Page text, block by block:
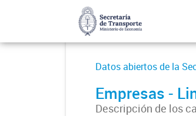
Datos abiertos de la
Empresas -
Descripción de los